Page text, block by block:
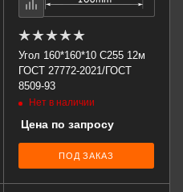
Угол 160*160*10 С255 12м
ГОСТ 27772-2021/ГОСТ
8509-93
Нет в наличии
Цена по запросу
ПОД ЗАКАЗ